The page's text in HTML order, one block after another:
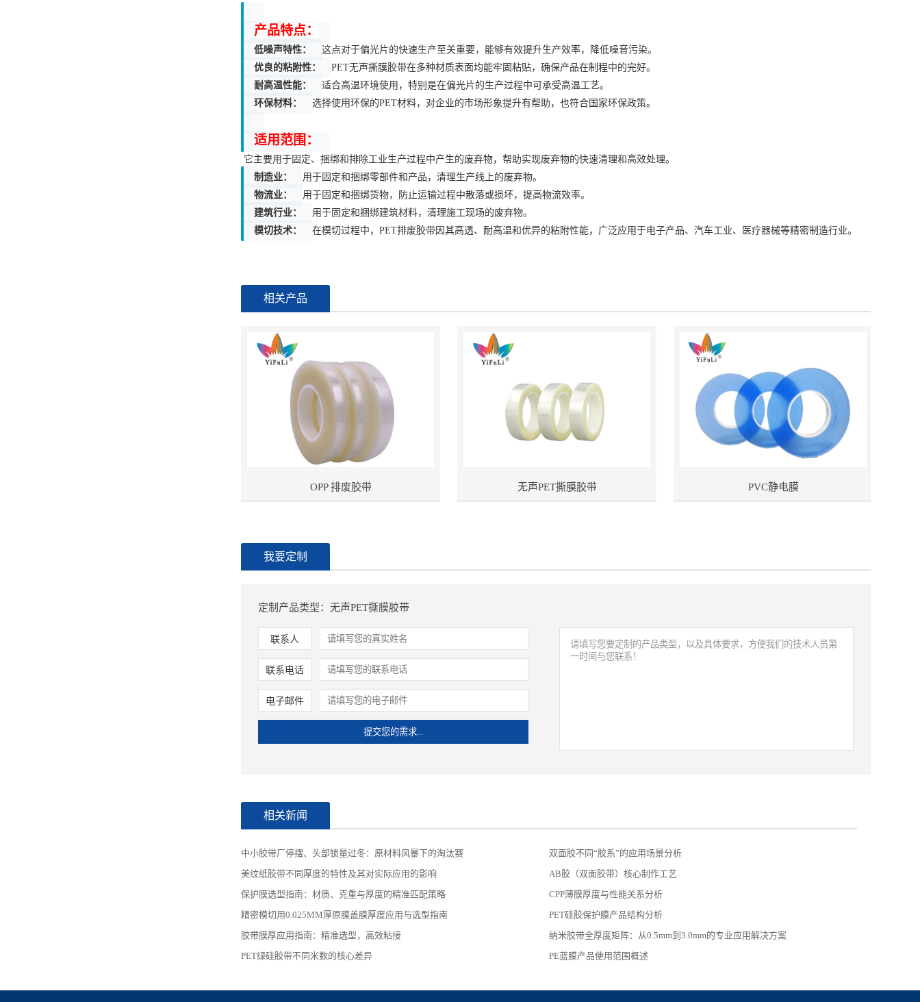
产品特点：
低噪声特性：
这点对于偏光片的快速生产至关重要，能够有效提升生产效率，降低噪音污染。
优良的粘附性：
PET无声撕膜胶带在多种材质表面均能牢固粘贴，确保产品在制程中的完好。
耐高温性能：
适合高温环境使用，特别是在偏光片的生产过程中可承受高温工艺。
环保材料：
选择使用环保的PET材料，对企业的市场形象提升有帮助，也符合国家环保政策。
适用范围：
它主要用于固定、捆绑和排除工业生产过程中产生的废弃物，帮助实现废弃物的快速清理和高效处理‌。
‌制造业‌：
用于固定和捆绑零部件和产品，清理生产线上的废弃物‌。
物流业‌：
用于固定和捆绑货物，防止运输过程中散落或损坏，提高物流效率‌。
建筑行业‌：
用于固定和捆绑建筑材料，清理施工现场的废弃物‌。
‌模切技术‌：
在模切过程中，PET排废胶带因其高透、耐高温和优异的粘附性能，广泛应用于电子产品、汽车工业、医疗器械等精密制造行业。
相关产品
OPP 排废胶带 无声PET撕膜胶带 PVC静电膜
我要定制
定制产品类型：无声PET撕膜胶带
联系人
联系电话
电子邮件
相关新闻
中小胶带厂停摆、头部锁量过冬：原材料风暴下的淘汰赛
​双面胶不同“胶系”的应用场景分析
美纹纸胶带不同厚度的特性及其对实际应用的影响
AB胶（双面胶带）核心制作工艺
保护膜选型指南：材质、克重与厚度的精准匹配策略
CPP薄膜厚度与性能关系分析
精密模切用0.025MM厚原膜盖膜厚度应用与选型指南
PET硅胶保护膜产品结构分析
胶带膜厚应用指南：精准选型，高效粘接
纳米胶带全厚度矩阵：从0.5mm到3.0mm的专业应用解决方案
PET绿硅胶带不同米数的核心差异
PE蓝膜产品使用范围概述